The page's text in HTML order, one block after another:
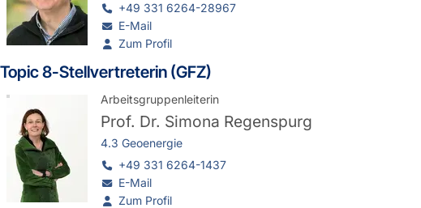
+49 331 6264-28967
E-Mail
Zum Profil
Topic 8-Stellvertreterin (GFZ)
Arbeitsgruppenleiterin
Prof. Dr. Simona Regenspurg
4.3 Geoenergie
+49 331 6264-1437
E-Mail
Zum Profil